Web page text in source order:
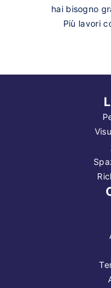
hai bisogno
Più lavori